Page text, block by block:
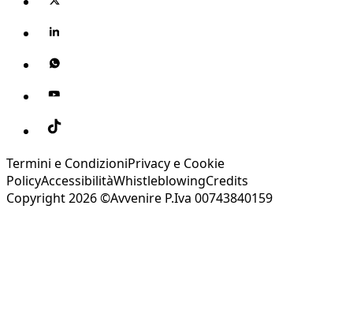
Termini e CondizioniPrivacy e Cookie
PolicyAccessibilitàWhistleblowingCredits
Copyright 2026 ©Avvenire P.Iva 00743840159